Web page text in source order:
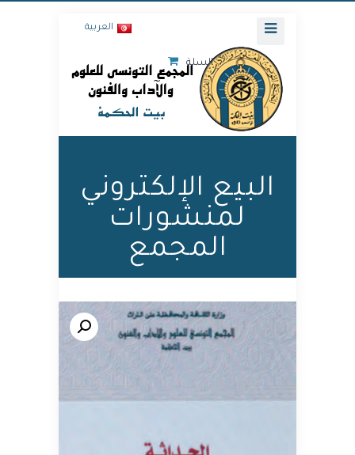
العربية
السلة
البيع الإلكتروني
لمنشورات
المجمع
🔍